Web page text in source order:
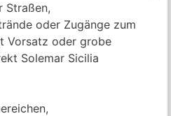
Straßen,
oder Zugänge zum
Vorsatz oder grobe
Solemar Sicilia